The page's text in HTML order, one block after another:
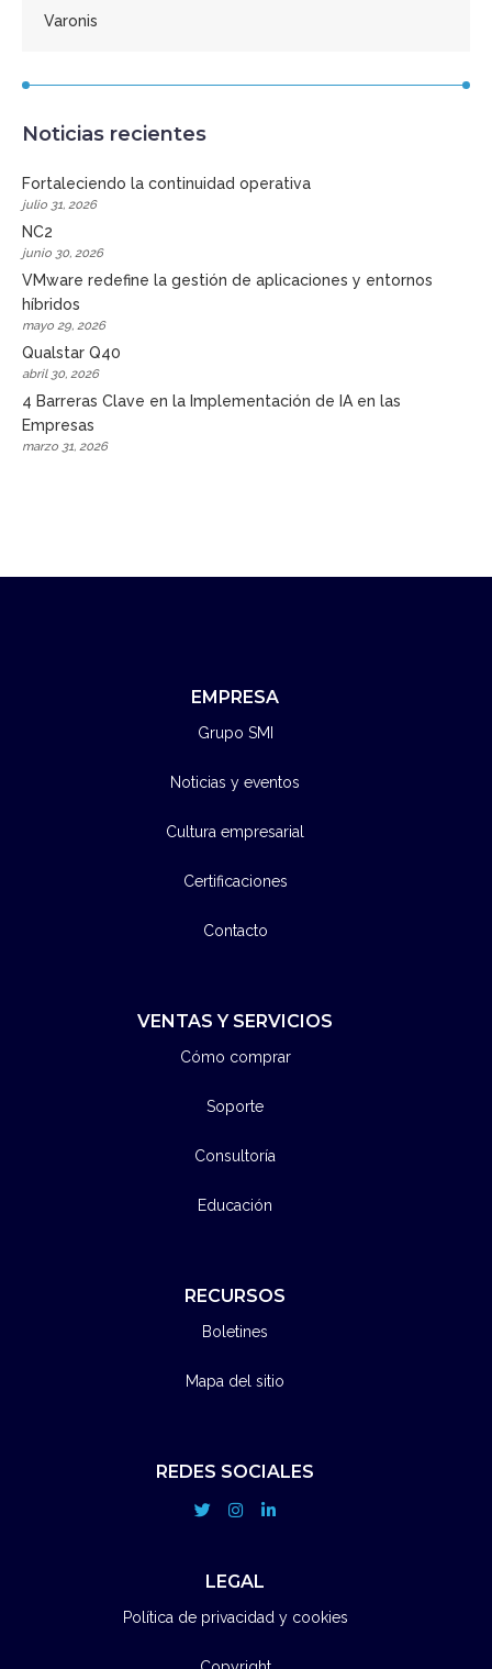
Varonis
Noticias recientes
Fortaleciendo la continuidad operativa
julio 31, 2026
NC2
junio 30, 2026
VMware redefine la gestión de aplicaciones y entornos
híbridos
mayo 29, 2026
Qualstar Q40
abril 30, 2026
4 Barreras Clave en la Implementación de IA en las
Empresas
marzo 31, 2026
EMPRESA
Grupo SMI
Noticias y eventos
Cultura empresarial
Certificaciones
Contacto
VENTAS Y SERVICIOS
Cómo comprar
Soporte
Consultoría
Educación
RECURSOS
Boletines
Mapa del sitio
REDES SOCIALES
LEGAL
Política de privacidad y cookies